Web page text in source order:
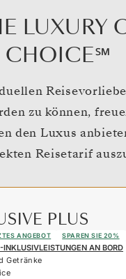
LUXURY
CHOICE℠
zu können,
den Luxus
Reisetarif
PLUS
ANGEBOT SPAREN SIE 20%
AN BORD
Getränke